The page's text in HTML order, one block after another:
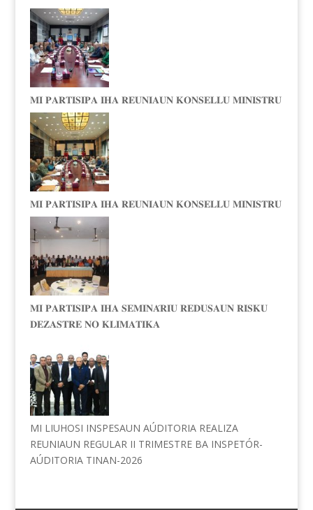
𝐌𝐈 𝐏𝐀𝐑𝐓𝐈𝐒𝐈𝐏𝐀 𝐈𝐇𝐀 𝐑𝐄𝐔𝐍𝐈𝐀𝐔𝐍 𝐊𝐎𝐍𝐒𝐄𝐋𝐋𝐔 𝐌𝐈𝐍𝐈𝐒𝐓𝐑𝐔
𝐌𝐈 𝐏𝐀𝐑𝐓𝐈𝐒𝐈𝐏𝐀 𝐈𝐇𝐀 𝐑𝐄𝐔𝐍𝐈𝐀𝐔𝐍 𝐊𝐎𝐍𝐒𝐄𝐋𝐋𝐔 𝐌𝐈𝐍𝐈𝐒𝐓𝐑𝐔
𝐌𝐈 𝐏𝐀𝐑𝐓𝐈𝐒𝐈𝐏𝐀 𝐈𝐇𝐀 𝐒𝐄𝐌𝐈𝐍𝐀́𝐑𝐈𝐔 𝐑𝐄𝐃𝐔𝐒𝐀𝐔𝐍 𝐑𝐈𝐒𝐊𝐔
𝐃𝐄𝐙𝐀𝐒𝐓𝐑𝐄 𝐍𝐎 𝐊𝐋𝐈𝐌𝐀𝐓𝐈𝐊𝐀
MI LIUHOSI INSPESAUN AÚDITORIA REALIZA
REUNIAUN REGULAR II TRIMESTRE BA INSPETÓR-
AÚDITORIA TINAN-2026